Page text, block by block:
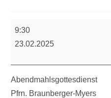
9:30
23.02.2025
Abendmahlsgottesdienst
Pfrn. Braunberger-Myers